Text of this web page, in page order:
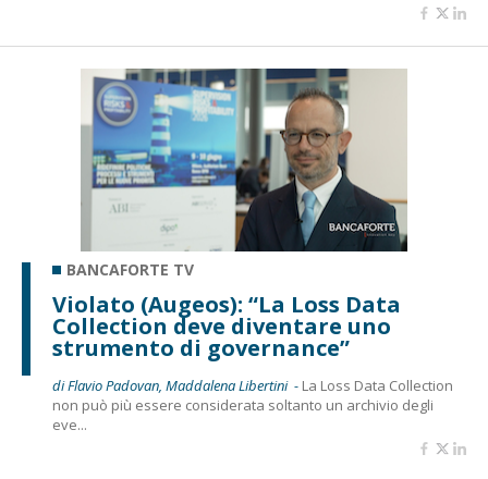
BANCAFORTE TV
Violato (Augeos): “La Loss Data
Collection deve diventare uno
strumento di governance”
di Flavio Padovan, Maddalena Libertini - La Loss Data Collection
non può più essere considerata soltanto un archivio degli
eve...